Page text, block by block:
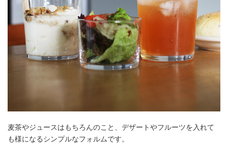
麦茶やジュースはもちろんのこと、デザートやフルーツを入れて
も様になるシンプルなフォルムです。